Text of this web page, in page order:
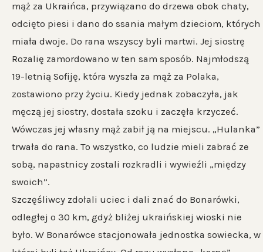
mąż za Ukraińca, przywiązano do drzewa obok chaty,
odcięto piesi i dano do ssania małym dzieciom, których
miała dwoje. Do rana wszyscy byli martwi. Jej siostrę
Rozalię zamordowano w ten sam sposób. Najmłodszą
19-letnią Sofiję, która wyszła za mąż za Polaka,
zostawiono przy życiu. Kiedy jednak zobaczyła, jak
męczą jej siostry, dostała szoku i zaczęła krzyczeć.
Wówczas jej własny mąż zabił ją na miejscu. „Hulanka”
trwała do rana. To wszystko, co ludzie mieli zabrać ze
sobą, napastnicy zostali rozkradli i wywieźli „między
swoich”.
Szczęśliwcy zdołali uciec i dali znać do Bonarówki,
odległej o 30 km, gdyż bliżej ukraińskiej wioski nie
było. W Bonarówce stacjonowała jednostka sowiecka, w